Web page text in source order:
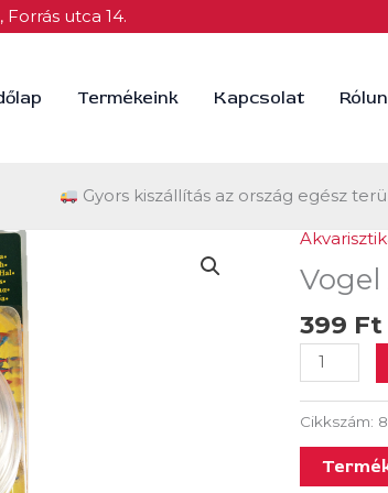
Forrás utca 14.
Termékeink Kapcsolat
Gyors kiszállítás az ország egész
Vogel
399 Ft
Vogel
Akvárium
porlasztó
-
Tp
181.99
Cikkszám: